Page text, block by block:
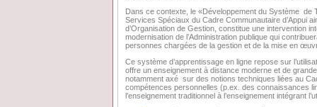
Dans ce contexte, le «Développement du Système de
Services Spéciaux du Cadre Communautaire d’Appui
d’Organisation de Gestion, constitue une intervention
modernisation de l’Administration publique qui
personnes chargées de la gestion et de la mise en
Ce système d’apprentissage en ligne repose sur
offre un enseignement à distance moderne et de
notamment axé sur des notions techniques liées au
compétences personnelles (p.ex. des connaissances
l’enseignement traditionnel à l’enseignement intégrant